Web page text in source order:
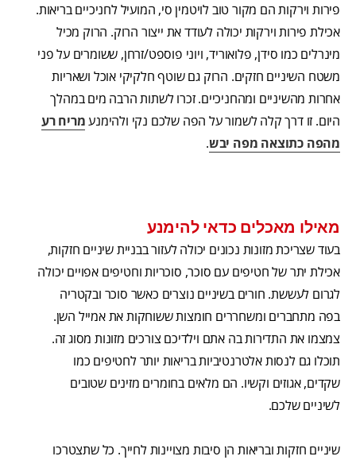
פירות וירקות הם מקור טוב לויטמין סי, המועיל לחניכיים בריאות.
אכילת פירות וירקות יכולה לעודד את ייצור הרוק. הרוק מכיל
מינרלים כמו סידן, פלואוריד, ויוני פוספט/זרחן, ששומרים על פני
משטח השיניים חזקים. הרוק גם שוטף חלקיקי אוכל ושאריות
אחרות מהשיניים ומהחניכיים. זכרו לשתות הרבה מים במהלך
היום. זו דרך קלה לשמור על הפה שלכם נקי ולהימנעמריח רע
מהפה כתוצאה מפה יבש.
מאילו מאכלים כדאי להימנע
בעוד שצריכת מזונות נכונים יכולה לעזור בבניית שיניים חזקות,
אכילת יתר של חטיפים עם סוכר, סוכריות וחטיפים אפויים יכולה
לגרום לעששת. חורים בשיניים נוצרים כאשר סוכר ובקטריה
בפה מתחברים ומשחררים חומצות ששוחקות את אמייל השן.
צמצמו את התדירות בה אתם וילדיכם צורכים מזונות מסוג זה.
תוכלו גם לנסות אלטרנטיביות בריאות יותר לחטיפים כמו
שקדים, אגוזים וקשיו. הם מלאים בחומרים מזינים שטובים
לשיניים שלכם.
שיניים חזקות ובריאות הן סיבות מצויינות לחייך. כל שתצטרכו